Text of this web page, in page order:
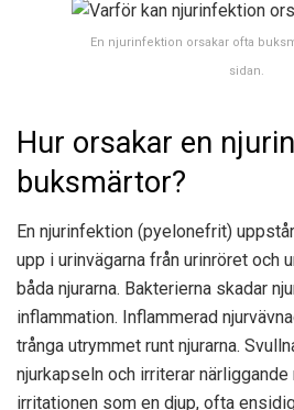
En njurinfektion orsakar ofta
sidan.
Hur orsakar en
buksmärtor?
En njurinfektion (pyelonefrit)
upp i urinvägarna från urinröret och
båda njurarna. Bakterierna skadar
inflammation. Inflammerad
trånga utrymmet runt njurarna.
njurkapseln och irriterar närliggande
irritationen som en djup, ofta